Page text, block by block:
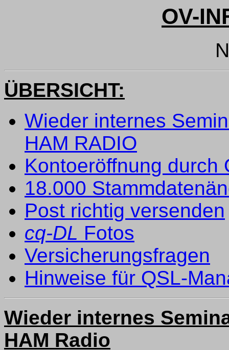
OV-
ÜBERSICHT:
Wieder internes
HAM RADIO
Kontoeröffnung durch
18.000
Post richtig versenden
cq-DL Fotos
Versicherungsfragen
Hinweise für QSL-
Wieder internes
HAM Radio